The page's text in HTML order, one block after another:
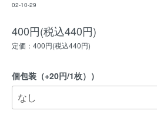
02-10-29
400円(税込440円)
定価：400円(税込440円)
個包装（+20円/1枚））